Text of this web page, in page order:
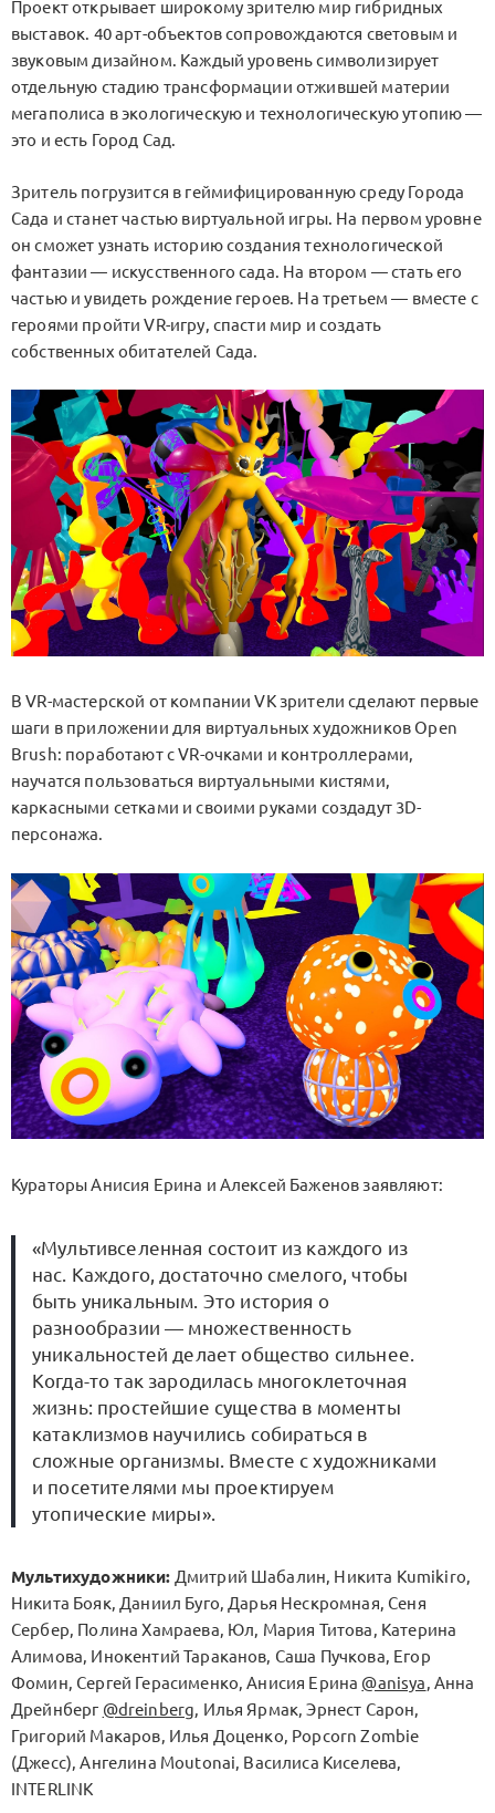
Проект открывает широкому зрителю мир гибридных
выставок. 40 арт-объектов сопровождаются световым и
звуковым дизайном. Каждый уровень символизирует
отдельную стадию трансформации отжившей материи
мегаполиса в экологическую и технологическую утопию —
это и есть Город Сад.
Зритель погрузится в геймифицированную среду Города
Сада и станет частью виртуальной игры. На первом уровне
он сможет узнать историю создания технологической
фантазии — искусственного сада. На втором — стать его
частью и увидеть рождение героев. На третьем — вместе с
героями пройти VR-игру, спасти мир и создать
собственных обитателей Сада.
В VR-мастерской от компании VK зрители сделают первые
шаги в приложении для виртуальных художников Open
Brush: поработают с VR-очками и контроллерами,
научатся пользоваться виртуальными кистями,
каркасными сетками и своими руками создадут 3D-
персонажа.
Кураторы Анисия Ерина и Алексей Баженов заявляют:
«Мультивселенная состоит из каждого из
нас. Каждого, достаточно смелого, чтобы
быть уникальным. Это история о
разнообразии — множественность
уникальностей делает общество сильнее.
Когда-то так зародилась многоклеточная
жизнь: простейшие существа в моменты
катаклизмов научились собираться в
сложные организмы. Вместе с художниками
и посетителями мы проектируем
утопические миры».
Мультихудожники: Дмитрий Шабалин, Никита Kumikiro,
Никита Бояк, Даниил Буго, Дарья Нескромная, Сеня
Сербер, Полина Хамраева, Юл, Мария Титова, Катерина
Алимова, Инокентий Тараканов, Саша Пучкова, Егор
Фомин, Сергей Герасименко, Анисия Ерина @anisya, Анна
Дрейнберг @dreinberg, Илья Ярмак, Эрнест Сарон,
Григорий Макаров, Илья Доценко, Popcorn Zombie
(Джесс), Ангелина Moutonai, Василиса Киселева,
INTERLINK